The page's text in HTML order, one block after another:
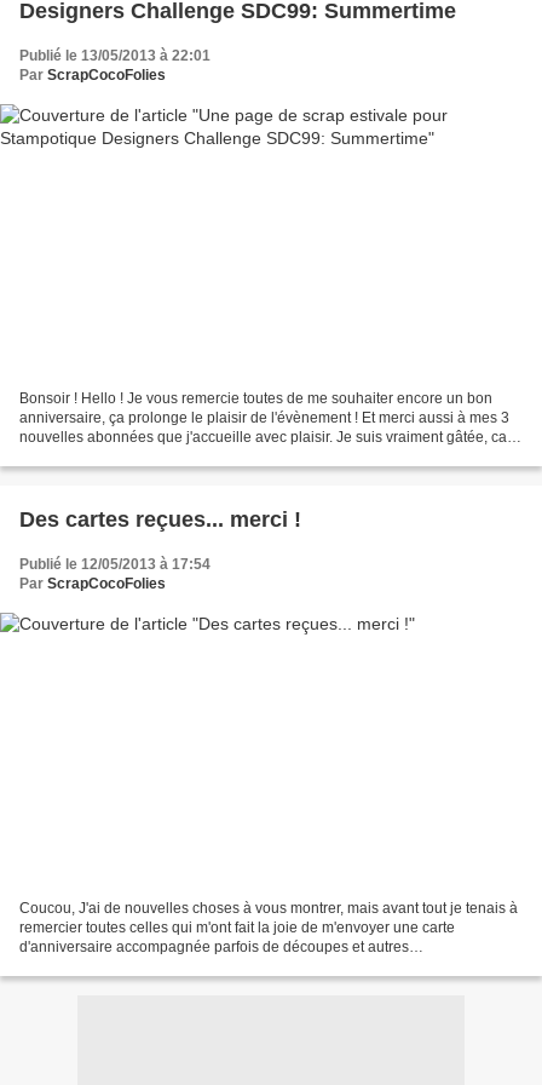
Designers Challenge SDC99: Summertime
Publié le 13/05/2013 à 22:01
Par ScrapCocoFolies
Bonsoir ! Hello ! Je vous remercie toutes de me souhaiter encore un bon
anniversaire, ça prolonge le plaisir de l'évènement ! Et merci aussi à mes 3
nouvelles abonnées que j'accueille avec plaisir. Je suis vraiment gâtée, car
Des cartes reçues... merci !
Publié le 12/05/2013 à 17:54
Par ScrapCocoFolies
Coucou, J'ai de nouvelles choses à vous montrer, mais avant tout je tenais à
remercier toutes celles qui m'ont fait la joie de m'envoyer une carte
d'anniversaire accompagnée parfois de découpes et autres